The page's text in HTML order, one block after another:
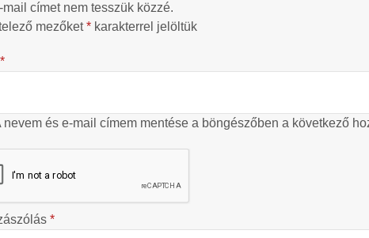
mail címet nem tesszük közzé.
mezőket* karakterrel jelöltük
*
nevem és e-mail címem mentése a böngészőben a következő
*